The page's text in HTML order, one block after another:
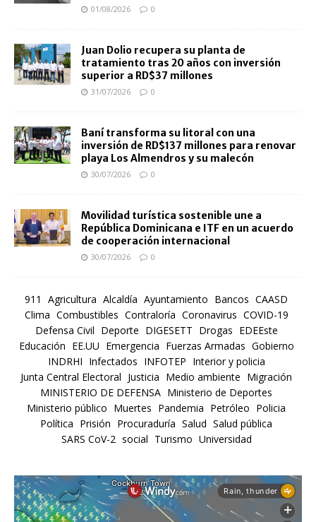
01/08/2026 0
Juan Dolio recupera su planta de
tratamiento tras 20 años con inversión
superior a RD$37 millones
31/07/2026 0
Baní transforma su litoral con una
inversión de RD$137 millones para renovar
playa Los Almendros y su malecón
30/07/2026 0
Movilidad turística sostenible une a
República Dominicana e ITF en un acuerdo
de cooperación internacional
30/07/2026 0
911 Agricultura Alcaldía Ayuntamiento Bancos CAASD
Clima Combustibles Contraloría Coronavirus COVID-19
Defensa Civil Deporte DIGESETT Drogas EDEEste
Educación EE.UU Emergencia Fuerzas Armadas Gobierno
INDRHI Infectados INFOTEP Interior y policia
Junta Central Electoral Justicia Medio ambiente Migración
MINISTERIO DE DEFENSA Ministerio de Deportes
Ministerio público Muertes Pandemia Petróleo Policia
Política Prisión Procuraduría Salud Salud pública
SARS CoV-2 social Turismo Universidad